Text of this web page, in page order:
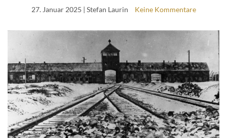
27. Januar 2025 | Stefan Laurin Keine Kommentare